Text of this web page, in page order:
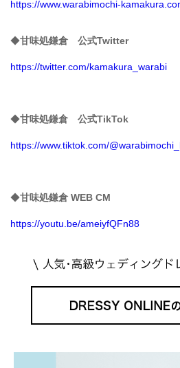
https://www.warabimochi-
◆甘味処鎌倉 公式Twitter
https://twitter.com/kamakura_warabi
◆甘味処鎌倉 公式TikTok
https://www.tiktok.com/
◆甘味処鎌倉 WEB CM
https://youtu.be/ameiyfQFn88